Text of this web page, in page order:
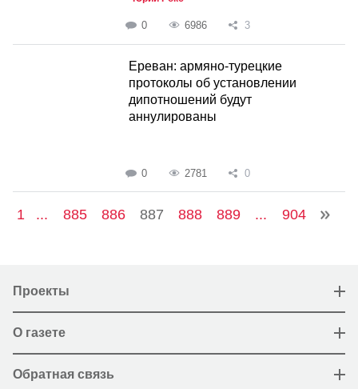
0 6986 3
Ереван: армяно-турецкие
протоколы об установлении
дипотношений будут
аннулированы
0 2781 0
1 ... 885 886 887 888 889 ... 904
Проекты
О газете
Обратная связь